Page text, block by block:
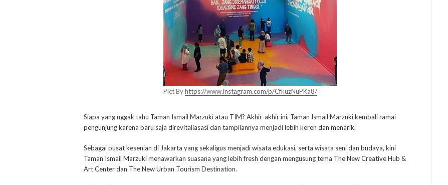
Pict Byhttps://www.instagram.com/p/CfkuzNuPKa8/
Siapa yang nggak tahu Taman Ismail Marzuki atau TIM? Akhir-akhir ini, Taman Ismail Marzuki kembali ramai
pengunjung karena baru saja direvitaliasasi dan tampilannya menjadi lebih keren dan menarik.
Sebagai pusat kesenian di Jakarta yang sekaligus menjadi wisata edukasi, serta wisata seni dan budaya, kini
Taman Ismail Marzuki menawarkan suasana yang lebih fresh dengan mengusung tema The New Creative Hub &
Art Center dan The New Urban Tourism Destination.